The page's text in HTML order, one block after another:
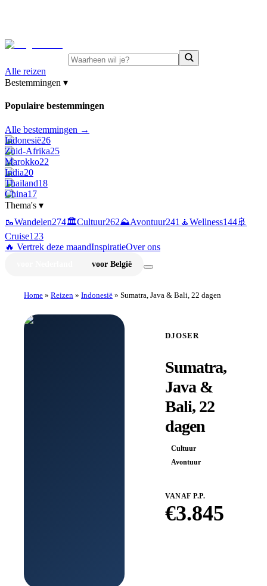
Alle reizen
Bestemmingen ▾
Populaire bestemmingen
Alle bestemmingen →
Indonesië26
Zuid-Afrika25
Marokko22
India20
Thailand18
China17
Thema's ▾
🥾Wandelen274🏛️Cultuur262⛰️Avontuur241 🧘Wellness144🚢
Cruise123
🔥 Vertrek deze maandInspiratieOver ons
voor België
Home » Reizen » Indonesië » Sumatra, Java & Bali, 22 dagen
DJOSER
Sumatra,
Java &
Bali, 22
dagen
Cultuur
Avontuur
VANAF P.P.
€3.845